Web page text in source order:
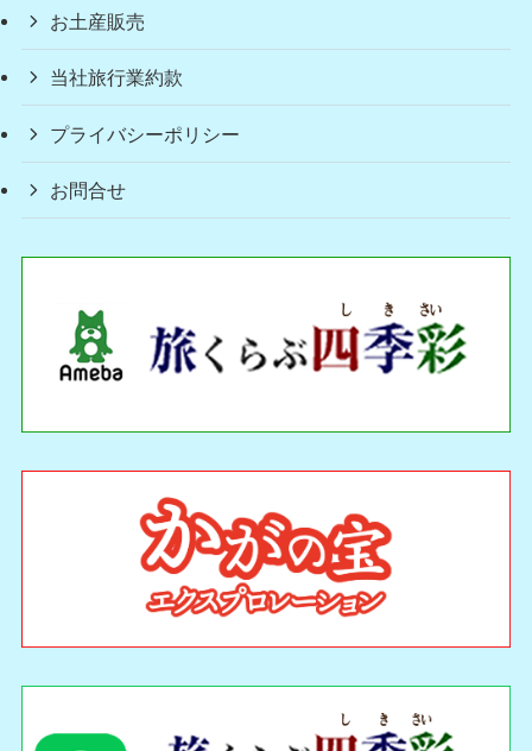
お土産販売
当社旅行業約款
プライバシーポリシー
お問合せ